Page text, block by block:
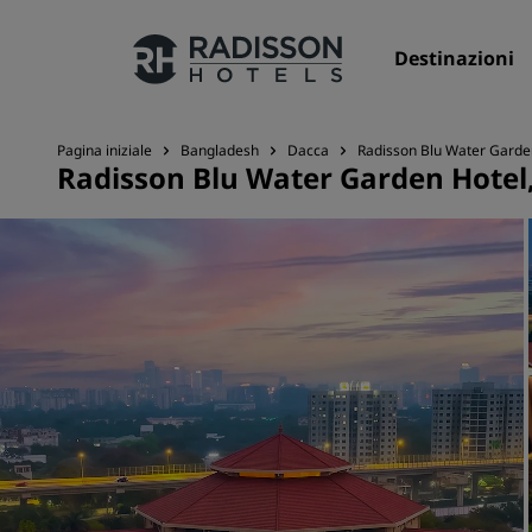
Destinazioni
I nostri Marchi
Pagina iniziale Bangladesh Dacca Radisson Blu Water
Radisson Blu Water Garden